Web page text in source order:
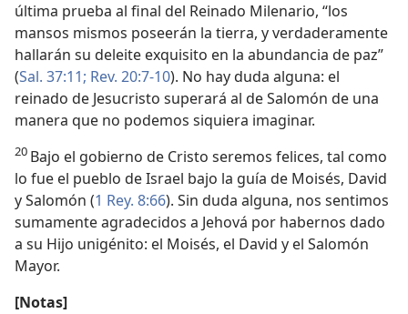
última prueba al final del Reinado Milenario, “los
mansos mismos poseerán la tierra, y verdaderamente
hallarán su deleite exquisito en la abundancia de paz”
(Sal. 37:11; Rev. 20:7-10). No hay duda alguna: el
reinado de Jesucristo superará al de Salomón de una
manera que no podemos siquiera imaginar.
20 Bajo el gobierno de Cristo seremos felices, tal como
lo fue el pueblo de Israel bajo la guía de Moisés, David
y Salomón (1 Rey. 8:66). Sin duda alguna, nos sentimos
sumamente agradecidos a Jehová por habernos dado
a su Hijo unigénito: el Moisés, el David y el Salomón
Mayor.
[Notas]